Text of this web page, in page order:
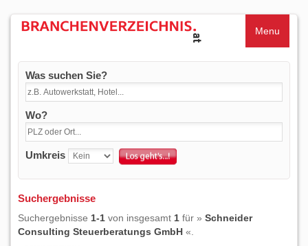
Menu
Was suchen Sie?
Wo?
Umkreis
Suchergebnisse
Suchergebnisse 1-1 von insgesamt 1 für » Schneider
Consulting Steuerberatungs GmbH «.